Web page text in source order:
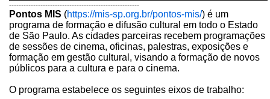
------------------------------------------------------
Pontos MIS (https://mis-sp.org.br/pontos-mis/) é um
programa de formação e difusão cultural em todo o Estado
de São Paulo. As cidades parceiras recebem programações
de sessões de cinema, oficinas, palestras, exposições e
formação em gestão cultural, visando a formação de novos
públicos para a cultura e para o cinema.
O programa estabelece os seguintes eixos de trabalho: